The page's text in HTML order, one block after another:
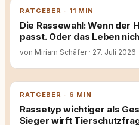
RATGEBER · 11 MIN
Die Rassewahl: Wenn der
passt. Oder das Leben
von Miriam Schäfer · 27. Juli 2026
RATGEBER · 6 MIN
Rassetyp wichtiger als
Sieger wirft